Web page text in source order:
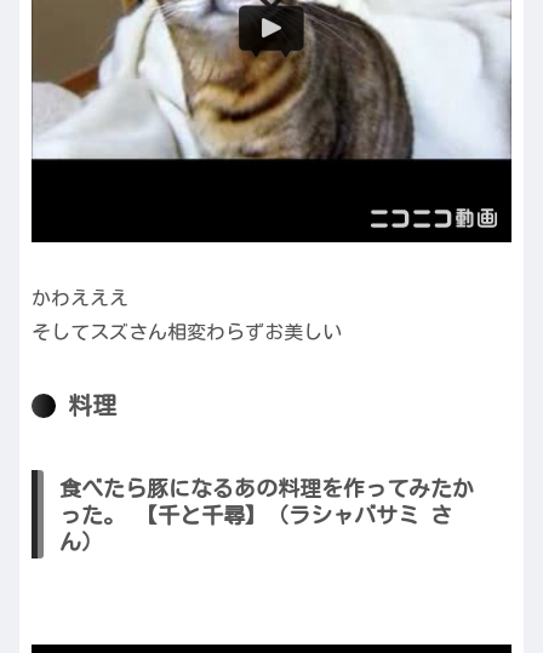
かわえええ
そしてスズさん相変わらずお美しい
料理
食べたら豚になるあの料理を作ってみたか
った。 【千と千尋】（ラシャバサミ さ
ん）